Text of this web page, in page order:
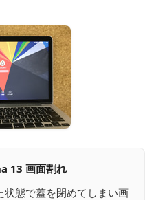
13 画面割れ
態で蓋を閉めてしまい画